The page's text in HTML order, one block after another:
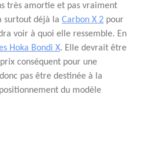
très amortie et pas vraiment
surtout déjà la Carbon X 2 pour
voir à quoi elle ressemble. En
Hoka Bondi X. Elle devrait être
conséquent pour une
pas être destinée à la
du modèle